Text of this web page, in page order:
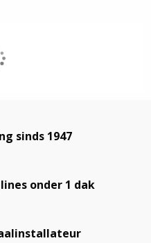
sinds 1947
onder 1 dak